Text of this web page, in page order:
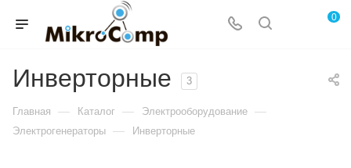
0
Инверторные 3
Главная — Каталог — Электрооборудование —
Электрогенераторы — Инверторные